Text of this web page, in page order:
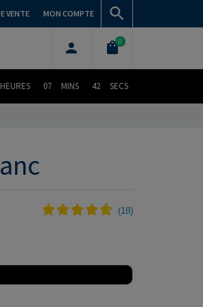
VENTE MON COMPTE
0
HEURES 07 MINS 41 SECS
(18)